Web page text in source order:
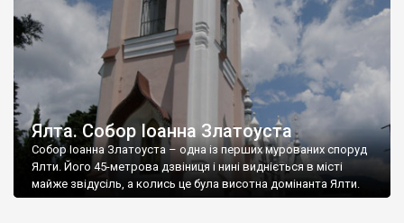
Ялта. Собор Іоанна Златоуста
Собор Іоанна Златоуста – одна із перших мурованих споруд
Ялти. Його 45-метрова дзвіниця і нині видніється в місті
майже звідусіль, а колись це була висотна домінанта Ялти.